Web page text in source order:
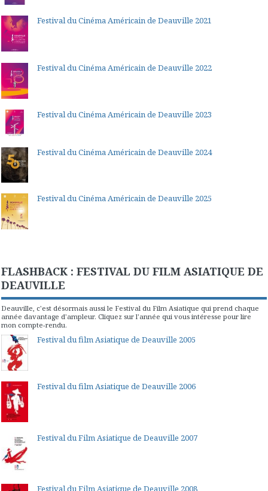
Festival du Cinéma Américain de Deauville 2021
Festival du Cinéma Américain de Deauville 2022
Festival du Cinéma Américain de Deauville 2023
Festival du Cinéma Américain de Deauville 2024
Festival du Cinéma Américain de Deauville 2025
FLASHBACK : FESTIVAL DU FILM ASIATIQUE DE
DEAUVILLE
Deauville, c'est désormais aussi le Festival du Film Asiatique qui prend chaque
année davantage d'ampleur. Cliquez sur l'année qui vous intéresse pour lire
mon compte-rendu.
Festival du film Asiatique de Deauville 2005
Festival du film Asiatique de Deauville 2006
Festival du Film Asiatique de Deauville 2007
Festival du Film Asiatique de Deauville 2008